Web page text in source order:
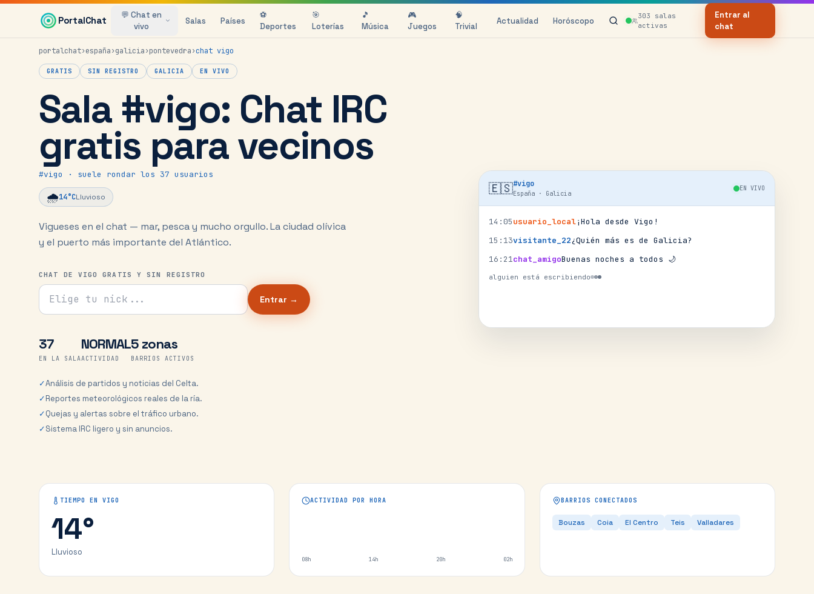
Saltar al contenido principal
PortalChat
💬 Chat en
vivo
Salas Países
⚽
Deportes
🎯
Loterías
🎵
Música
🎮
Juegos
🧠
Trivial
Actualidad Horóscopo 303 salas
activas
Entrar al
chat
portalchat›españa›galicia›pontevedra›chat vigo
GRATIS SIN REGISTRO GALICIA EN VIVO
Sala #vigo: Chat IRC
gratis para vecinos
#vigo · suele rondar los 37 usuarios
🌧️14°CLluvioso
Vigueses en el chat — mar, pesca y mucho orgullo.La ciudad olívica
y el puerto más importante del Atlántico.
CHAT DE VIGO GRATIS Y SIN REGISTRO
Tu nick para el chat
Entrar →
37
EN LA SALA
NORMAL
ACTIVIDAD
5 zonas
BARRIOS ACTIVOS
✓Análisis de partidos y noticias del Celta.
✓Reportes meteorológicos reales de la ría.
✓Quejas y alertas sobre el tráfico urbano.
✓Sistema IRC ligero y sin anuncios.
🇪🇸#vigo
España · Galicia
EN VIVO
14 :05usuario_local¡Hola desde Vigo!
15 : 13visitante_22¿Quién más es de Galicia?
16 : 21chat_amigoBuenas noches a todos 🌙
alguien está escribiendo
TIEMPO EN VIGO
14°
Lluvioso
ACTIVIDAD POR HORA
08h 14h 20h 02h
BARRIOS CONECTADOS
Bouzas Coia El Centro Teis Valladares